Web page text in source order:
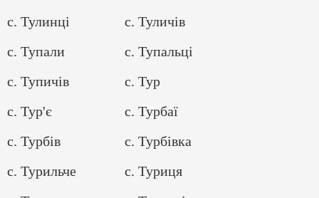
с. Тулинці
с. Туличів
с. Тупали
с. Тупальці
с. Тупичів
с. Тур
с. Тур'є
с. Турбаї
с. Турбів
с. Турбівка
с. Турильче
с. Туриця